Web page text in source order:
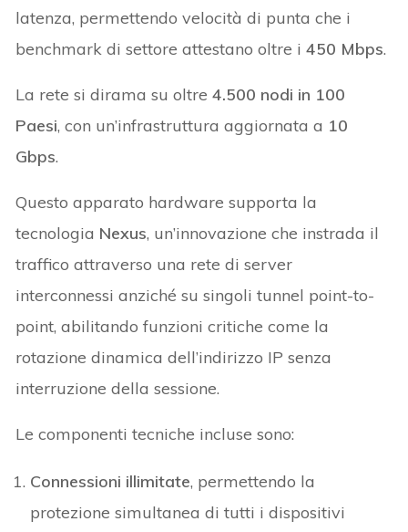
latenza, permettendo velocità di punta che i
benchmark di settore attestano oltre i450 Mbps.
La rete si dirama su oltre4.500 nodi in 100
Paesi, con un’infrastruttura aggiornata a 10
Gbps.
Questo apparato hardware supporta la
tecnologia Nexus, un’innovazione che instrada il
traffico attraverso una rete di server
interconnessi anziché su singoli tunnel point-to-
point, abilitando funzioni critiche come la
rotazione dinamica dell’indirizzo IP senza
interruzione della sessione.
Le componenti tecniche incluse sono:
Connessioni illimitate, permettendo la
protezione simultanea di tutti i dispositivi